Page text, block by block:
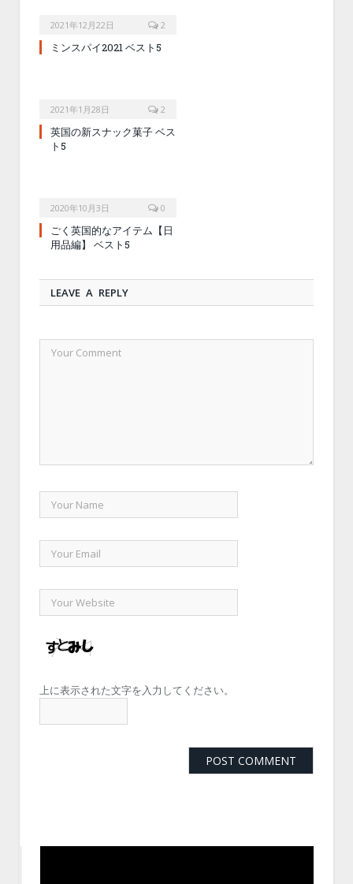
2021年12月22日 2
ミンスパイ2021 ベスト5
2021年1月28日 2
英国の新スナック菓子 ベス
ト5
2020年10月3日 0
ごく英国的なアイテム【日
用品編】 ベスト5
LEAVE A REPLY
上に表示された文字を入力してください。